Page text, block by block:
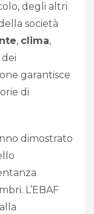
degli altri
società
, clima,
garantisce
di
dimostrato
L’EBAF